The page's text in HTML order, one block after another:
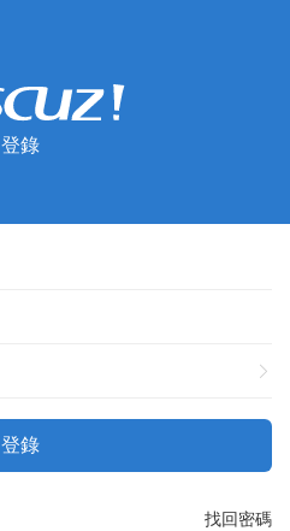
登錄
登錄
找回密碼